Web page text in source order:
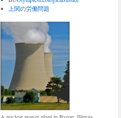
上関の労働問題